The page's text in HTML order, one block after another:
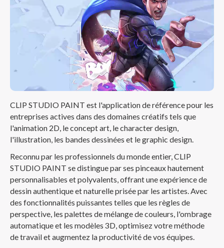
CLIP STUDIO PAINT est l'application de référence pour les
entreprises actives dans des domaines créatifs tels que
l'animation 2D, le concept art, le character design,
l'illustration, les bandes dessinées et le graphic design.
Reconnu par les professionnels du monde entier, CLIP
STUDIO PAINT se distingue par ses pinceaux hautement
personnalisables et polyvalents, offrant une expérience de
dessin authentique et naturelle prisée par les artistes. Avec
des fonctionnalités puissantes telles que les règles de
perspective, les palettes de mélange de couleurs, l'ombrage
automatique et les modèles 3D, optimisez votre méthode
de travail et augmentez la productivité de vos équipes.